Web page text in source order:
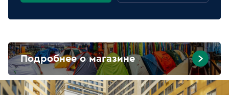
Подробнее о магазине